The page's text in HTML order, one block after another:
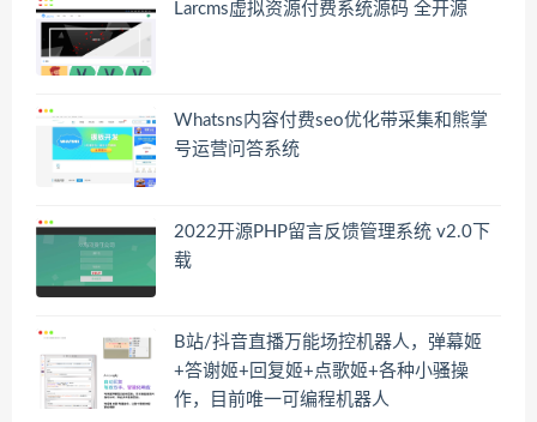
Larcms虚拟资源付费系统源码 全开源
Whatsns内容付费seo优化带采集和熊掌
号运营问答系统
2022开源PHP留言反馈管理系统 v2.0下
载
B站/抖音直播万能场控机器人，弹幕姬
+答谢姬+回复姬+点歌姬+各种小骚操
作，目前唯一可编程机器人